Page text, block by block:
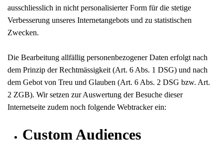
ausschliesslich in nicht personalisierter Form für die stetige
Verbesserung unseres Internetangebots und zu statistischen
Zwecken.
Die Bearbeitung allfällig personenbezogener Daten erfolgt nach
dem Prinzip der Rechtmässigkeit (Art. 6 Abs. 1 DSG) und nach
dem Gebot von Treu und Glauben (Art. 6 Abs. 2 DSG bzw. Art.
2 ZGB). Wir setzen zur Auswertung der Besuche dieser
Internetseite zudem noch folgende Webtracker ein:
Custom Audiences